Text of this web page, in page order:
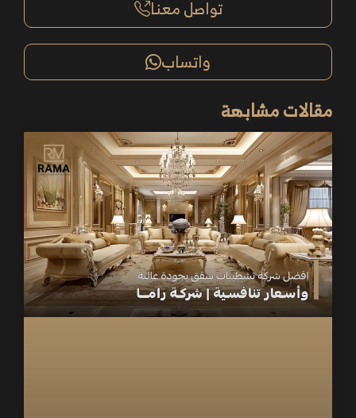
تواصل معنا
واتساب
مقالات مشابهة